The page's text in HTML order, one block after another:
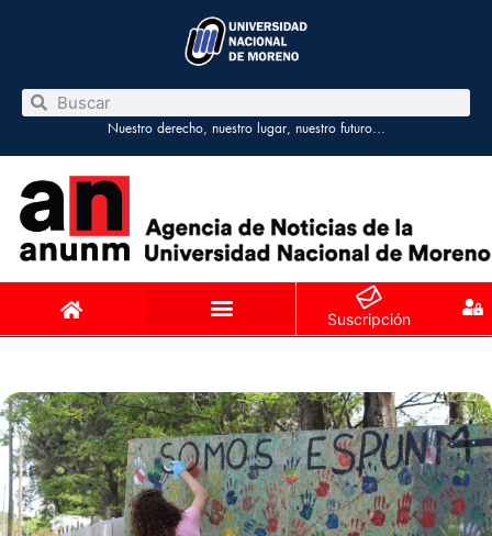
Nuestro derecho, nuestro lugar, nuestro futuro…
Suscripción